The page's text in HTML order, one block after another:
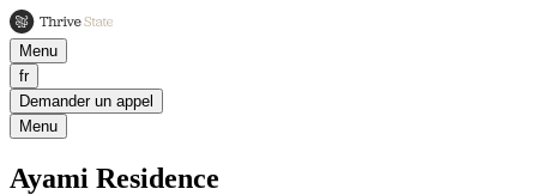
Menu
fr
Demander un appel
Menu
Ayami Residence